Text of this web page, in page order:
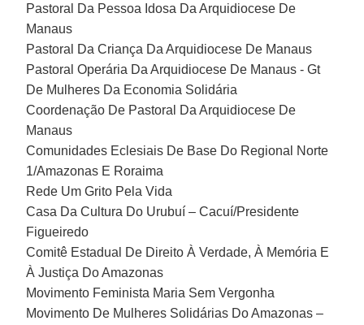
Pastoral Da Pessoa Idosa Da Arquidiocese De
Manaus
Pastoral Da Criança Da Arquidiocese De Manaus
Pastoral Operária Da Arquidiocese De Manaus - Gt
De Mulheres Da Economia Solidária
Coordenação De Pastoral Da Arquidiocese De
Manaus
Comunidades Eclesiais De Base Do Regional Norte
1/Amazonas E Roraima
Rede Um Grito Pela Vida
Casa Da Cultura Do Urubuí – Cacuí/Presidente
Figueiredo
Comitê Estadual De Direito À Verdade, À Memória E
À Justiça Do Amazonas
Movimento Feminista Maria Sem Vergonha
Movimento De Mulheres Solidárias Do Amazonas –